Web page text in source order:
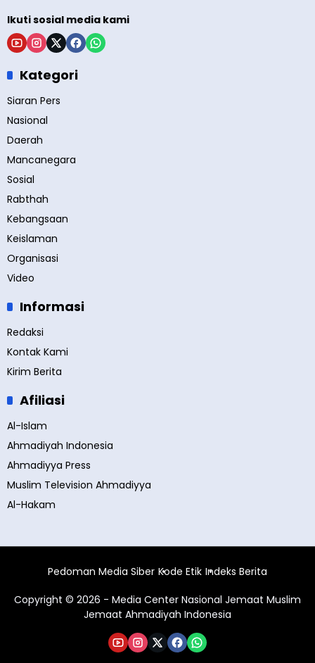
Ikuti sosial media kami
Kategori
Siaran Pers
Nasional
Daerah
Mancanegara
Sosial
Rabthah
Kebangsaan
Keislaman
Organisasi
Video
Informasi
Redaksi
Kontak Kami
Kirim Berita
Afiliasi
Al-Islam
Ahmadiyah Indonesia
Ahmadiyya Press
Muslim Television Ahmadiyya
Al-Hakam
Pedoman Media Siber Kode Etik Indeks Berita
Copyright © 2026 - Media Center Nasional Jemaat Muslim
Jemaat Ahmadiyah Indonesia